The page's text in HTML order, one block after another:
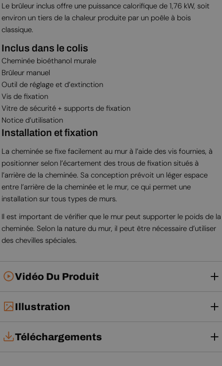
Le brûleur inclus offre une puissance calorifique de 1,76 kW, soit
environ un tiers de la chaleur produite par un poêle à bois
classique.
Inclus dans le colis
Cheminée bioéthanol murale
Brûleur manuel
Outil de réglage et d’extinction
Vis de fixation
Vitre de sécurité + supports de fixation
Notice d’utilisation
Installation et fixation
La cheminée se fixe facilement au mur à l’aide des vis fournies, à
positionner selon l’écartement des trous de fixation situés à
l’arrière de la cheminée. Sa conception prévoit un léger espace
entre l’arrière de la cheminée et le mur, ce qui permet une
installation sur tous types de murs.
Il est important de vérifier que le mur peut supporter le poids de la
cheminée. Selon la nature du mur, il peut être nécessaire d’utiliser
des chevilles spéciales.
Vidéo Du Produit
Illustration
Téléchargements